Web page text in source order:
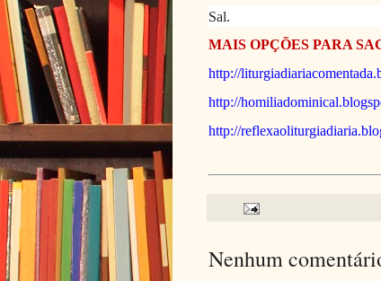
Sal.
MAIS OPÇÕES PARA
http://
http://
http://
Nenhum